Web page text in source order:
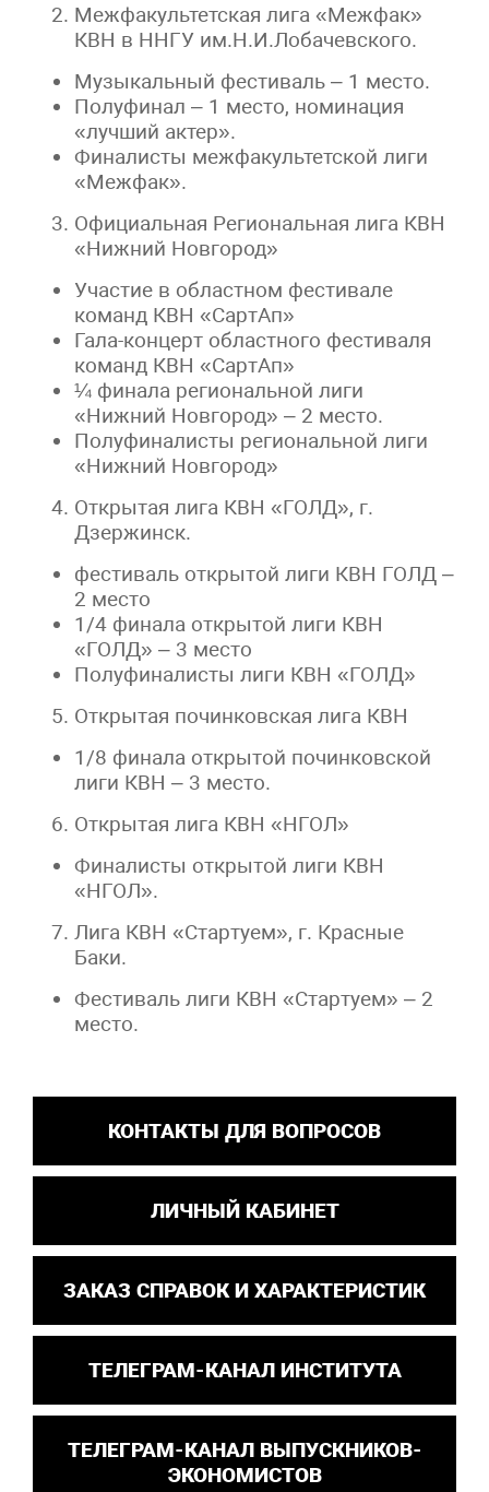
Межфакультетская лига «Межфак»
КВН в ННГУ им.Н.И.Лобачевского.
Музыкальный фестиваль – 1 место.
Полуфинал – 1 место, номинация
«лучший актер».
Финалисты межфакультетской лиги
«Межфак».
Официальная Региональная лига КВН
«Нижний Новгород»
Участие в областном фестивале
команд КВН «СартАп»
Гала-концерт областного фестиваля
команд КВН «СартАп»
¼ финала региональной лиги
«Нижний Новгород» – 2 место.
Полуфиналисты региональной лиги
«Нижний Новгород»
Открытая лига КВН «ГОЛД», г.
Дзержинск.
фестиваль открытой лиги КВН ГОЛД –
2 место
1/4 финала открытой лиги КВН
«ГОЛД» – 3 место
Полуфиналисты лиги КВН «ГОЛД»
Открытая починковская лига КВН
1/8 финала открытой починковской
лиги КВН – 3 место.
Открытая лига КВН «НГОЛ»
Финалисты открытой лиги КВН
«НГОЛ».
Лига КВН «Стартуем», г. Красные
Баки.
Фестиваль лиги КВН «Стартуем» – 2
место.
КОНТАКТЫ ДЛЯ ВОПРОСОВ
ЛИЧНЫЙ КАБИНЕТ
ЗАКАЗ СПРАВОК И ХАРАКТЕРИСТИК
ТЕЛЕГРАМ-КАНАЛ ИНСТИТУТА
ТЕЛЕГРАМ-КАНАЛ ВЫПУСКНИКОВ-
ЭКОНОМИСТОВ